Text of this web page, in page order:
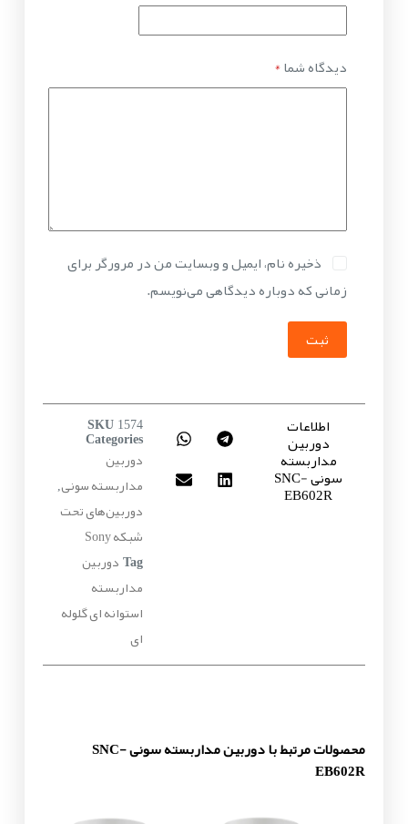
دیدگاه شما*
ذخیره نام، ایمیل و وبسایت من در مرورگر برای
زمانی که دوباره دیدگاهی می‌نویسم.
ثبت
اطلاعات
دوربین
مداربسته
سونی SNC-
EB602R
SKU 1574
Categories
دوربین
مداربسته سونی,
دوربین‌های تحت
شبکه Sony
Tag دوربین
مداربسته
استوانه ای گلوله
ای
محصولات مرتبط با دوربین مداربسته سونی SNC-
EB602R